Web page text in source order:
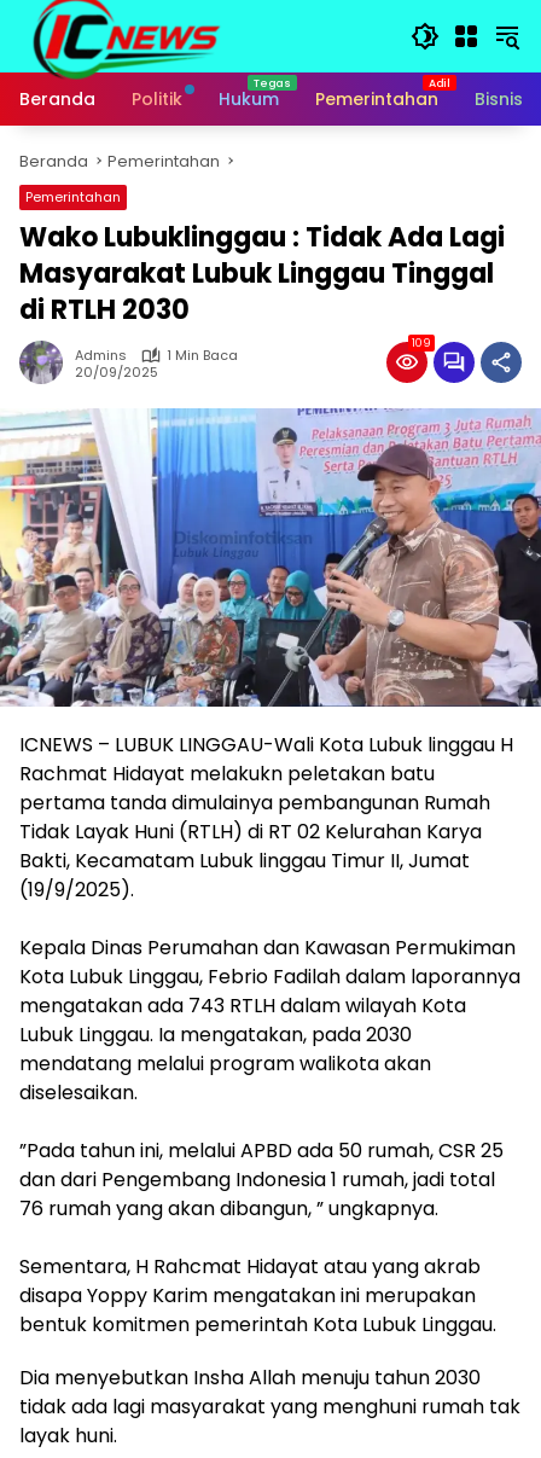
Langsung
konten
Beranda
Politik Hukum Pemerintahan Bisnis
Beranda Pemerintahan
Pemerintahan
Wako Lubuklinggau : Tidak Ada Lagi
Masyarakat Lubuk Linggau Tinggal
di RTLH 2030
Admins
1 Min Baca
20/09/2025
109
ICNEWS – ‎LUBUK LINGGAU-Wali Kota Lubuk linggau H
Rachmat Hidayat melakukn peletakan batu
pertama tanda dimulainya pembangunan Rumah
Tidak Layak Huni (RTLH) di RT 02 Kelurahan Karya
Bakti, Kecamatam Lubuk linggau Timur II, Jumat
(19/9/2025).
‎Kepala Dinas Perumahan dan Kawasan Permukiman
Kota Lubuk Linggau, Febrio Fadilah dalam laporannya
mengatakan ada 743 RTLH dalam wilayah Kota
Lubuk Linggau. Ia mengatakan, pada 2030
mendatang melalui program walikota akan
diselesaikan.
‎”Pada tahun ini, melalui APBD ada 50 rumah, CSR 25
dan dari Pengembang Indonesia 1 rumah, jadi total
76 rumah yang akan dibangun, ” ungkapnya.
‎Sementara, H Rahcmat Hidayat atau yang akrab
disapa Yoppy Karim mengatakan ini merupakan
bentuk komitmen pemerintah Kota Lubuk Linggau.
Dia menyebutkan Insha Allah menuju tahun 2030
tidak ada lagi masyarakat yang menghuni rumah tak
layak huni.